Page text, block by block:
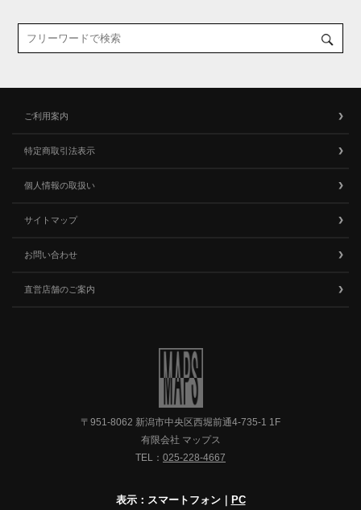
ご利用案内
特定商取引法表示
個人情報の取扱い
サイトマップ
お問い合わせ
直営店舗のご案内
〒951-8062 新潟市中央区西堀前通4-735-1 1F
有限会社 マップス
TEL： 025-228-4667
表示：スマートフォン｜ PC